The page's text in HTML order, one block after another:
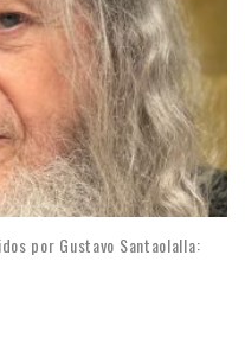
por Gustavo Santaolalla: